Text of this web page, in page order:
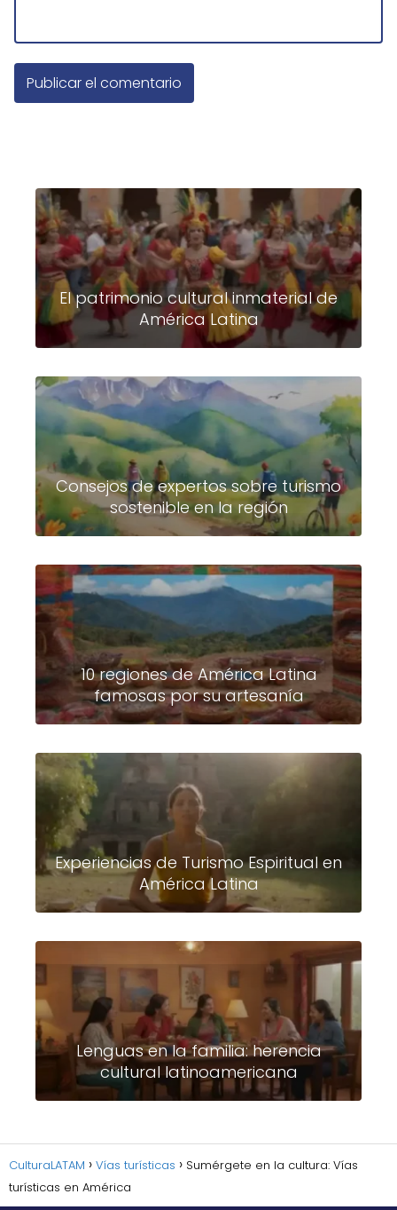
El patrimonio cultural inmaterial de
América Latina
Consejos de expertos sobre turismo
sostenible en la región
10 regiones de América Latina
famosas por su artesanía
Experiencias de Turismo Espiritual en
América Latina
Lenguas en la familia: herencia
cultural latinoamericana
CulturaLATAM Vías turísticas
Sumérgete en la cultura: Vías
turísticas en América